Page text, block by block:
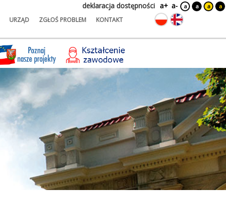
URZĄD ZGŁOŚ PROBLEM KONTAKT
deklaracja dostępności a+ a- a a a a